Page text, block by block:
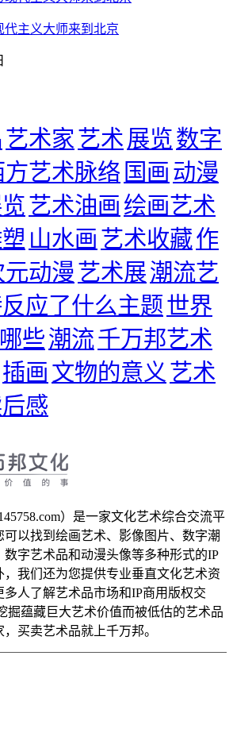
代主义大师来到北京
艺术家 艺术 展览数字
方艺术脉络 国画 动漫
艺术油画 绘画艺术
山水画 艺术收藏作
元动漫艺术展潮流艺
应了什么主题世界
些潮流千万邦艺术
插画 文物的意义 艺术
感
）是一家文化艺术综合交流平
可以找到绘画艺术、影像图片、数字潮
数字艺术品和动漫头像等多种形式的IP
，我们还为您提供专业垂直文化艺术资
多人了解艺术品市场和IP商用版权交
掘蕴藏巨大艺术价值而被低估的艺术品
买卖艺术品就上千万邦。